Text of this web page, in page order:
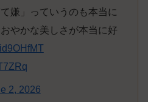
嫌」っていうのも本当に
やかな美しさが本当に好
2, 2026